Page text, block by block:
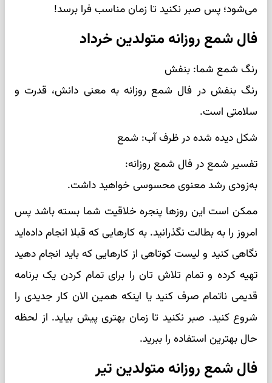
می‌شود؛ پس صبر نکنید تا زمان مناسب فرا برسد!
فال شمع روزانه متولدین خرداد
رنگ شمع شما: بنفش
رنگ بنفش در فال شمع روزانه به معنی دانش، قدرت و
سلامتی است.
شکل دیده شده در ظرف آب: شمع
تفسیر شمع در فال شمع روزانه:
به‌زودی رشد معنوی محسوسی خواهید داشت.
ممکن است این روزها پنجره خلاقیت شما بسته باشد پس
امروز را به بطالت نگذرانید. به کارهایی که قبلا انجام داده‌اید
نگاهی کنید و لیست کوتاهی از کارهایی که باید انجام دهید
تهیه کرده و تمام تلاش تان را برای تمام کردن یک برنامه
قدیمی ناتمام صرف کنید یا اینکه همین الان کار جدیدی را
شروع کنید. صبر نکنید تا زمان بهتری پیش بیاید. از لحظه
حال بهترین استفاده را ببرید.
فال شمع روزانه متولدین تیر